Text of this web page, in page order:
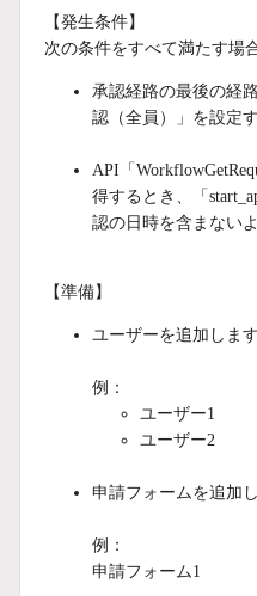
【発生条件】
次の条件をすべて満たす場
承認経路の最後の経
認（全員）」を設定す
API「
得するとき
「
認の日時を含まない
【準備】
ユーザーを追加します
例：
ユーザー1
ユーザー2
申請フォームを追加し
例：
申請フォーム1